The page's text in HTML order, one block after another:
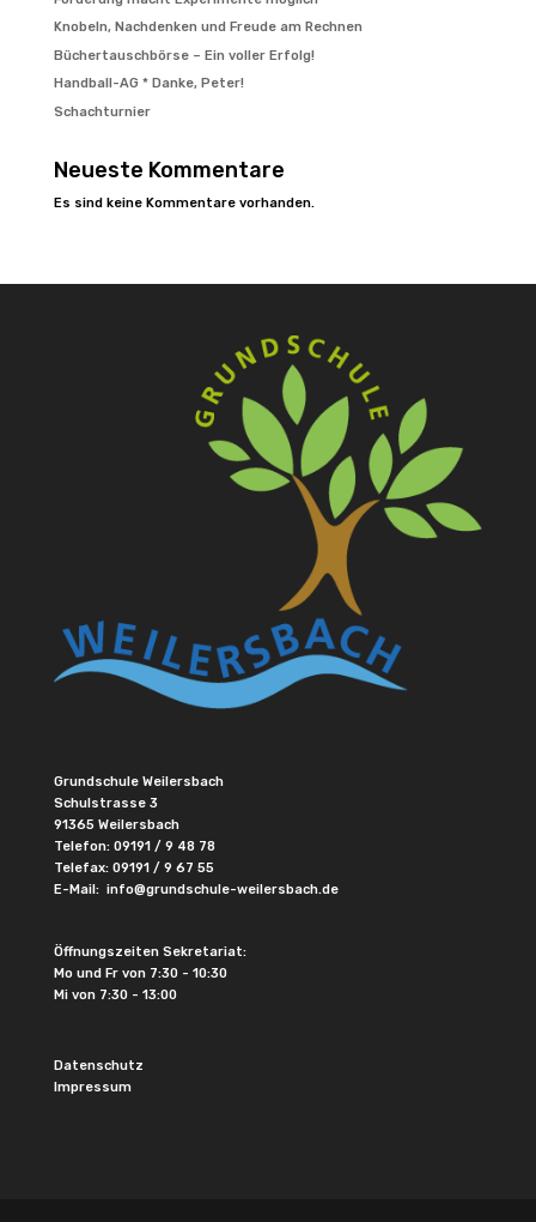
Knobeln, Nachdenken und Freude am Rechnen
Büchertauschbörse – Ein voller Erfolg!
Handball-AG * Danke, Peter!
Schachturnier
Neueste Kommentare
Es sind keine Kommentare vorhanden.
Grundschule Weilersbach
Schulstrasse 3
91365 Weilersbach
Telefon: 09191 / 9 48 78
Telefax: 09191 / 9 67 55
E-Mail: info@grundschule-weilersbach.de
Öffnungszeiten Sekretariat:
Mo und Fr von 7:30 - 10:30
Mi von 7:30 - 13:00
Datenschutz
Impressum